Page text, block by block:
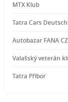
MTX Klub
Tatra Cars
Autobazar FANA
Valašský veterán
Tatra Příbor